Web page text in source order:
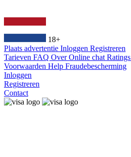
18+
Plaats advertentie Inloggen Registreren
Tarieven FAQ OverOnline chat Ratings
Voorwaarden Help Fraudebescherming
Inloggen
Registreren
Contact